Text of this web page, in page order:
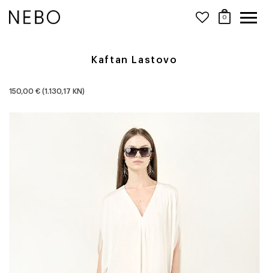
0
Kaftan Lastovo
150,00 € (1.130,17 KN)